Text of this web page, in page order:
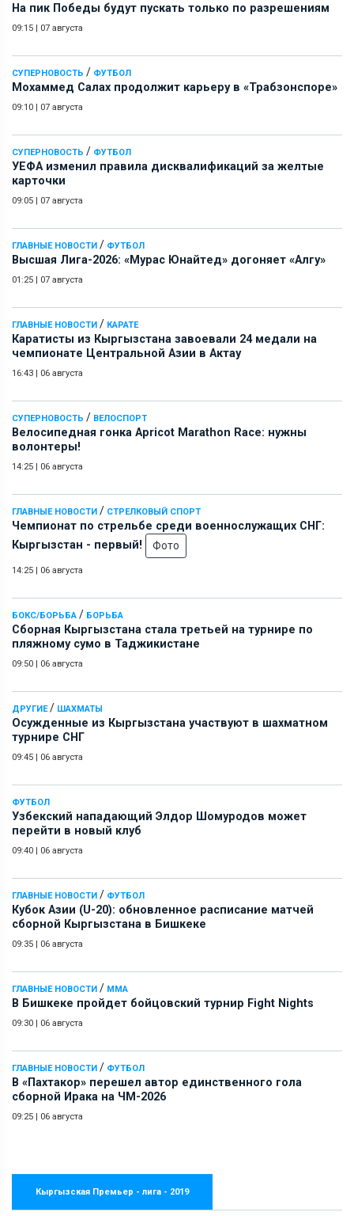
На пик Победы будут пускать только по разрешениям
09:15 | 07 августа
СУПЕРНОВОСТЬ / ФУТБОЛ
Мохаммед Салах продолжит карьеру в «Трабзонспоре»
09:10 | 07 августа
СУПЕРНОВОСТЬ / ФУТБОЛ
УЕФА изменил правила дисквалификаций за желтые
карточки
09:05 | 07 августа
ГЛАВНЫЕ НОВОСТИ / ФУТБОЛ
Высшая Лига-2026: «Мурас Юнайтед» догоняет «Алгу»
01:25 | 07 августа
ГЛАВНЫЕ НОВОСТИ / КАРАТЕ
Каратисты из Кыргызстана завоевали 24 медали на
чемпионате Центральной Азии в Актау
16:43 | 06 августа
СУПЕРНОВОСТЬ / ВЕЛОСПОРТ
Велосипедная гонка Apricot Marathon Race: нужны
волонтеры!
14:25 | 06 августа
ГЛАВНЫЕ НОВОСТИ / СТРЕЛКОВЫЙ СПОРТ
Чемпионат по стрельбе среди военнослужащих СНГ:
Кыргызстан - первый!
Фото
14:25 | 06 августа
БОКС/БОРЬБА / БОРЬБА
Сборная Кыргызстана стала третьей на турнире по
пляжному сумо в Таджикистане
09:50 | 06 августа
ДРУГИЕ/ ШАХМАТЫ
Осужденные из Кыргызстана участвуют в шахматном
турнире СНГ
09:45 | 06 августа
ФУТБОЛ
Узбекский нападающий Элдор Шомуродов может
перейти в новый клуб
09:40 | 06 августа
ГЛАВНЫЕ НОВОСТИ / ФУТБОЛ
Кубок Азии (U-20): обновленное расписание матчей
сборной Кыргызстана в Бишкеке
09:35 | 06 августа
ГЛАВНЫЕ НОВОСТИ / ММА
В Бишкеке пройдет бойцовский турнир Fight Nights
09:30 | 06 августа
ГЛАВНЫЕ НОВОСТИ / ФУТБОЛ
В «Пахтакор» перешел автор единственного гола
сборной Ирака на ЧМ-2026
09:25 | 06 августа
Кыргызская Премьер - лига - 2019